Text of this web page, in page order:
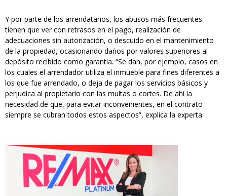
Y por parte de los arrendatarios, los abusos más frecuentes
tienen que ver con retrasos en el pago, realización de
adecuaciones sin autorización, o descuido en el mantenimiento
de la propiedad, ocasionando daños por valores superiores al
depósito recibido como garantía. “Se dan, por ejemplo, casos en
los cuales el arrendador utiliza el inmueble para fines diferentes a
los que fue arrendado, o deja de pagar los servicios básicos y
perjudica al propietario con las multas o cortes. De ahí la
necesidad de que, para evitar inconvenientes, en el contrato
siempre se cubran todos estos aspectos”, explica la experta.